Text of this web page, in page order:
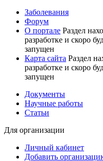
Заболевания
Форум
О портале Раздел
разработке и скоро
запущен
Карта сайта Раздел
разработке и скоро
запущен
Документы
Научные работы
Статьи
Для организации
Личный кабинет
Добавить